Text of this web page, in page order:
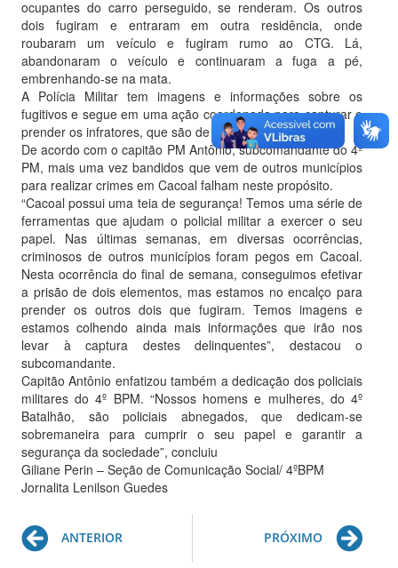
ocupantes do carro perseguido, se renderam. Os outros
dois fugiram e entraram em outra residência, onde
roubaram um veículo e fugiram rumo ao CTG. Lá,
abandonaram o veículo e continuaram a fuga a pé,
embrenhando-se na mata.
A Polícia Militar tem imagens e informações sobre os
fugitivos e segue em uma ação coordenada para capturar e
prender os infratores, que são de Porto Velho.
De acordo com o capitão PM Antônio, subcomandante do 4º
PM, mais uma vez bandidos que vem de outros municípios
para realizar crimes em Cacoal falham neste propósito.
“Cacoal possui uma teia de segurança! Temos uma série de
ferramentas que ajudam o policial militar a exercer o seu
papel. Nas últimas semanas, em diversas ocorrências,
criminosos de outros municípios foram pegos em Cacoal.
Nesta ocorrência do final de semana, conseguimos efetivar
a prisão de dois elementos, mas estamos no encalço para
prender os outros dois que fugiram. Temos imagens e
estamos colhendo ainda mais informações que irão nos
levar à captura destes delinquentes”, destacou o
subcomandante.
Capitão Antônio enfatizou também a dedicação dos policiais
militares do 4º BPM. “Nossos homens e mulheres, do 4º
Batalhão, são policiais abnegados, que dedicam-se
sobremaneira para cumprir o seu papel e garantir a
segurança da sociedade”, concluiu
Giliane Perin – Seção de Comunicação Social/ 4ºBPM
Jornalita Lenilson Guedes
Prev
ANTERIOR PRÓXIMO